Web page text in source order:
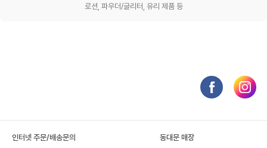
로션, 파우더/글리터, 유리 제품 등
인터넷 주문/배송문의 동대문 매장